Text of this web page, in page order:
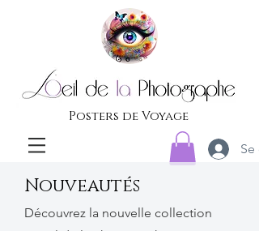
Posters de Voyage
Se
Nouveautés
Découvrez la nouvelle collection